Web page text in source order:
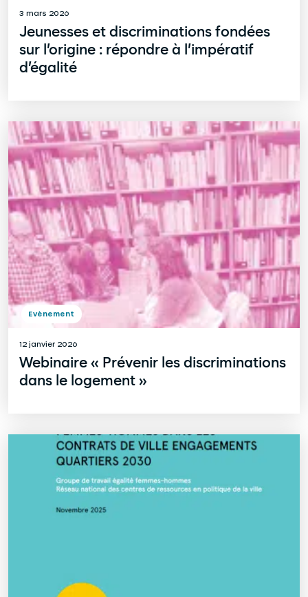
3 mars 2026
Jeunesses et discriminations fondées
sur l’origine : répondre à l’impératif
d’égalité
12 janvier 2026
Webinaire « Prévenir les discriminations
dans le logement »
Evènement